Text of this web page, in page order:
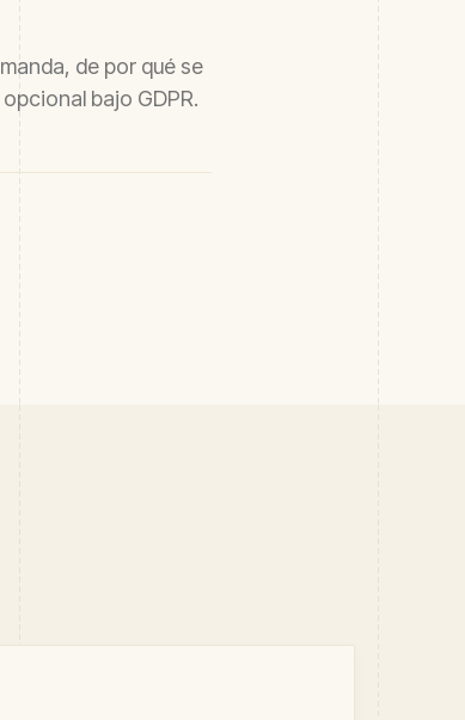
de por qué se
bajo GDPR.